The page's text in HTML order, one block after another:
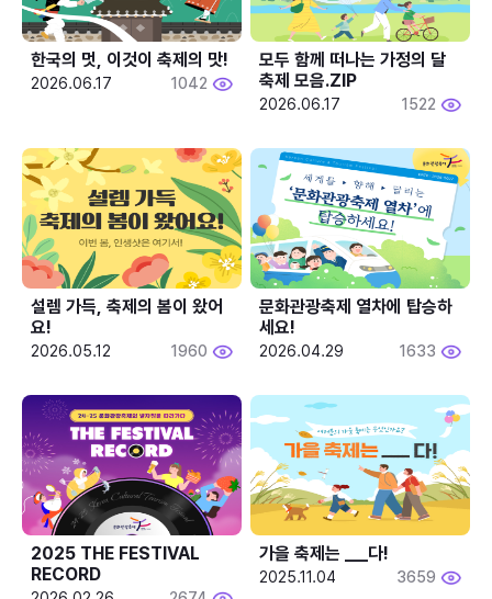
한국의 멋, 이것이 축제의 맛!
2026.06.17 1042
모두 함께 떠나는 가정의 달
축제 모음.ZIP
2026.06.17 1522
설렘 가득, 축제의 봄이 왔어
요!
2026.05.12 1960
문화관광축제 열차에 탑승하
세요!
2026.04.29 1633
2025 THE FESTIVAL
RECORD
2025.11.04 3659